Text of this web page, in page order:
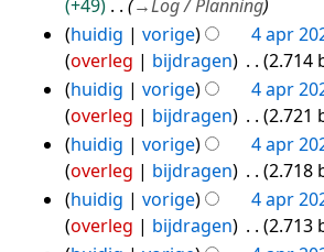
i
n
g
a
t
t
i
n
g
e
n
v
a
t
t
i
n
g
s
s
a
m
e
n
v
a
t
+49
→Log / Planning
huidig
vorige 4 apr
overleg
bijdragen 2.714
G
e
e
n
b
e
w
huidig vorige 4 apr
overleg
bijdragen 2.721
G
e
e
n
b
huidig vorige 4 apr
overleg
bijdragen 2.718
G
e
huidig vorige 4 apr
overleg
bijdragen 2.713